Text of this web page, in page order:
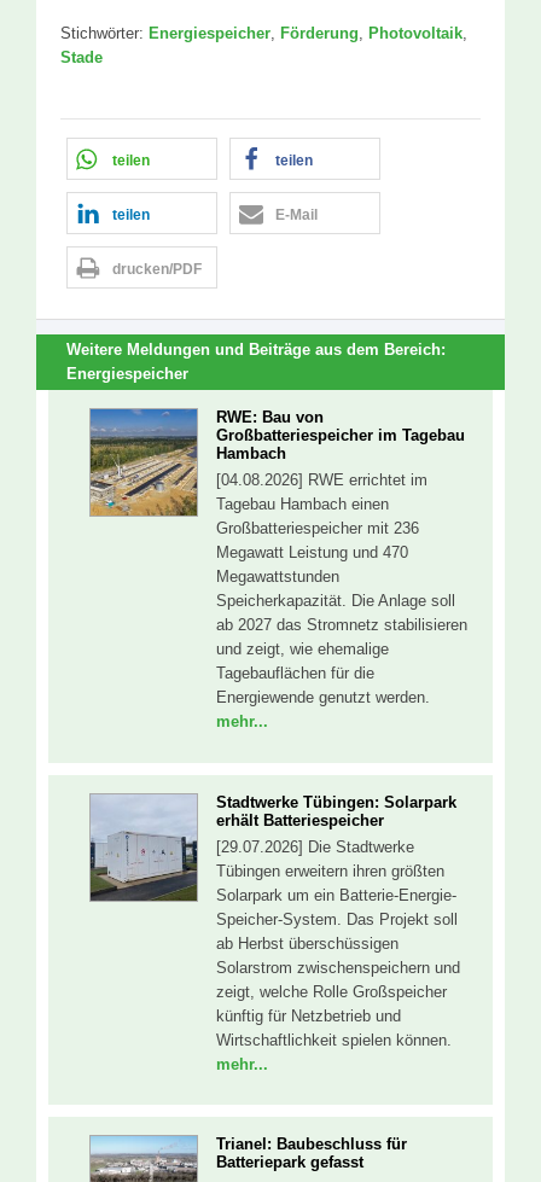
Stichwörter: Energiespeicher Förderung Photovoltaik
Stade
teilen teilen
teilen E-Mail
drucken/PDF
Weitere Meldungen und Beiträge aus dem Bereich:
Energiespeicher
RWE: Bau von
Großbatteriespeicher im Tagebau
Hambach
[04.08.2026] RWE errichtet im
Tagebau Hambach einen
Großbatteriespeicher mit 236
Megawatt Leistung und 470
Megawattstunden
Speicherkapazität. Die Anlage soll
ab 2027 das Stromnetz stabilisieren
und zeigt, wie ehemalige
Tagebauflächen für die
Energiewende genutzt werden.
mehr...
Stadtwerke Tübingen: Solarpark
erhält Batteriespeicher
[29.07.2026] Die Stadtwerke
Tübingen erweitern ihren größten
Solarpark um ein Batterie-Energie-
Speicher-System. Das Projekt soll
ab Herbst überschüssigen
Solarstrom zwischenspeichern und
zeigt, welche Rolle Großspeicher
künftig für Netzbetrieb und
Wirtschaftlichkeit spielen können.
mehr...
Trianel: Baubeschluss für
Batteriepark gefasst